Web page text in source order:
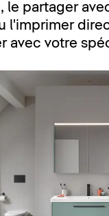
le partager
l'imprimer
avec votre